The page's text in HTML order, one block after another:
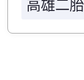
高雄二胎